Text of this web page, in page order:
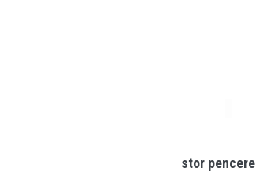
stor